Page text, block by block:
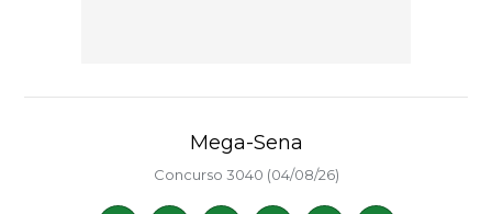
Mega-Sena
Concurso 3040 (04/08/26)